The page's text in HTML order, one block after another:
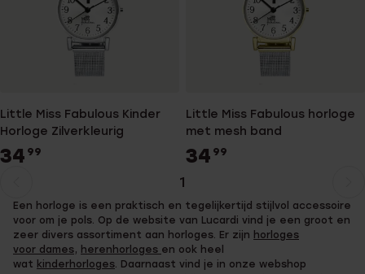
Little Miss Fabulous Kinder
Horloge Zilverkleurig
34 99
Little Miss Fabulous horloge
met mesh band
34 99
pagina
1
naar
pagina
Een horloge is een praktisch en tegelijkertijd stijlvol accessoire
voor om je pols. Op de website van Lucardi vind je een groot en
zeer divers assortiment aan horloges. Er zijn horloges
voor dames, herenhorloges en ook heel
wat kinderhorloges. Daarnaast vind je in onze webshop